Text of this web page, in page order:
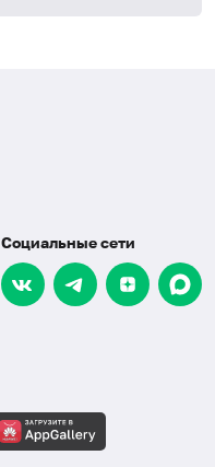
Социальные сети